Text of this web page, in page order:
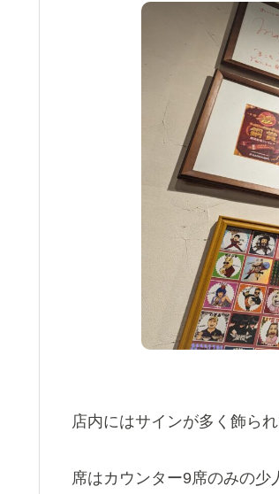
店内にはサインが多く飾ら
席はカウンター9席のみの